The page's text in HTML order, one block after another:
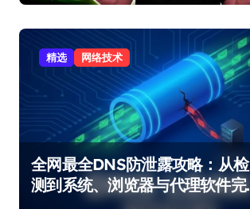
精选 网络技术
全网最全DNS防泄露攻略：从检
测到系统、浏览器与代理软件完